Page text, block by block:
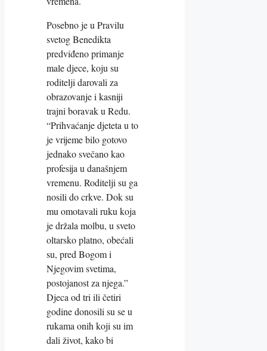
Posebno je u Pravilu
svetog Benedikta
predviđeno primanje
male djece, koju su
roditelji darovali za
obrazovanje i kasniji
trajni boravak u Redu.
“Prihvaćanje djeteta u to
je vrijeme bilo gotovo
jednako svečano kao
profesija u današnjem
vremenu. Roditelji su ga
nosili do crkve. Dok su
mu omotavali ruku koja
je držala molbu, u sveto
oltarsko platno, obećali
su, pred Bogom i
Njegovim svetima,
postojanost za njega.”
Djeca od tri ili četiri
godine donosili su se u
rukama onih koji su im
dali život, kako bi